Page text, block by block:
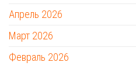
Апрель 2026
Март 2026
Февраль 2026